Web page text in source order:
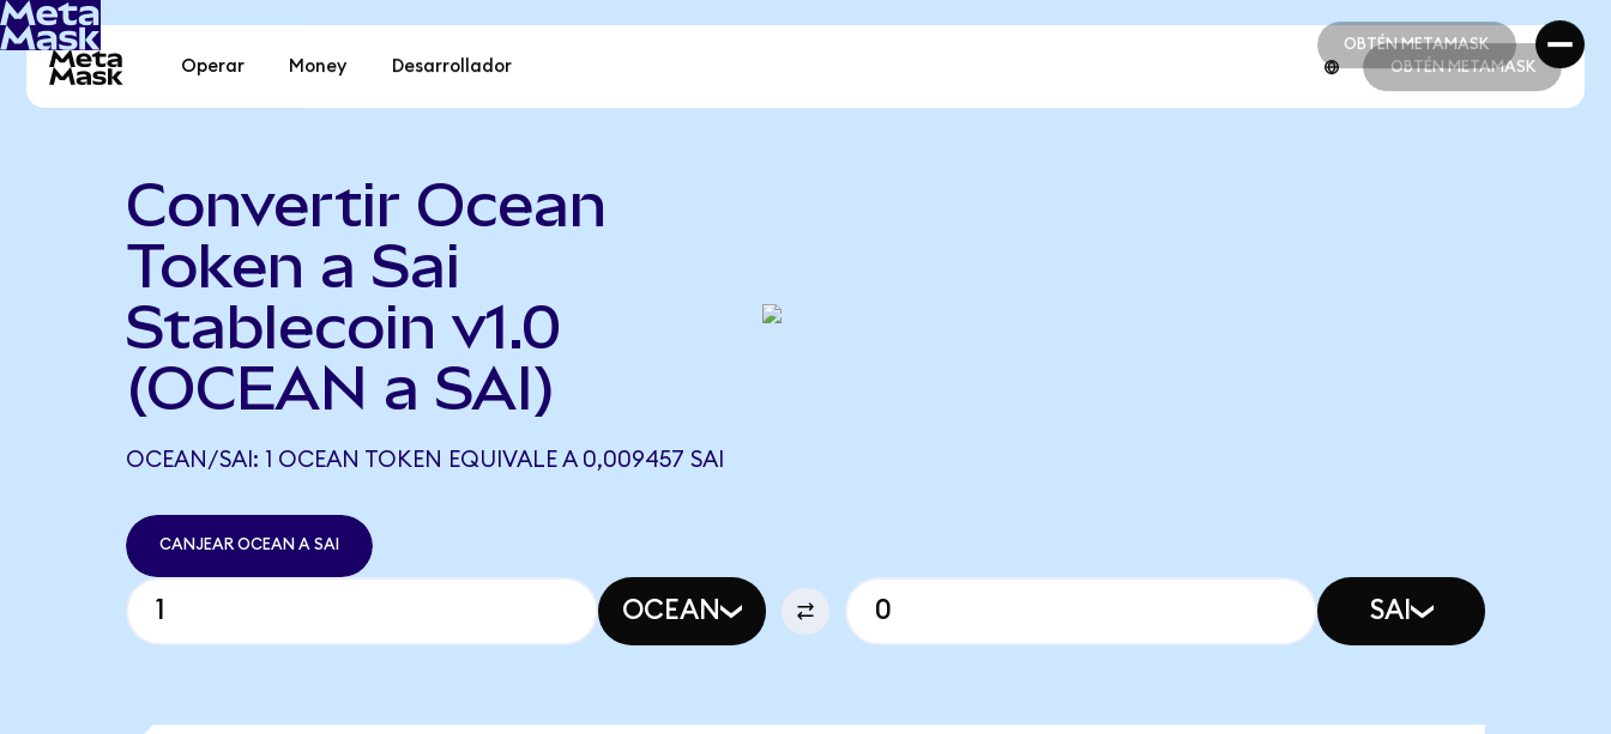
OBTÉN METAMASK
OBTÉN METAMASK
Operar Money Desarrollador OBTÉN METAMASK
Convertir Ocean
Token a Sai
Stablecoin v1.0
(OCEAN a SAI)
OCEAN/SAI: 1 OCEAN TOKEN EQUIVALE A 0,009457 SAI
CANJEAR OCEAN A SAI
OCEAN SAI